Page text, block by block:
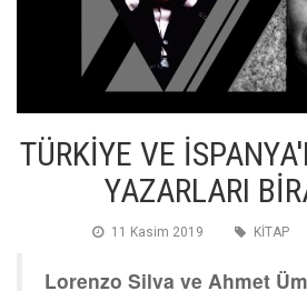
TÜRKİYE VE
YAZARLARI
11 Kasim 2019 KİTAP
Lorenzo Silva ve Ahmet